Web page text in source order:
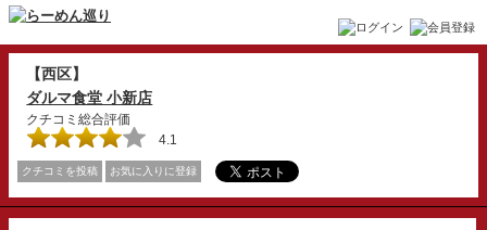
【西区】
ダルマ食堂 小新店
クチコミ総合評価
4.1
クチコミを投稿 お気に入りに登録